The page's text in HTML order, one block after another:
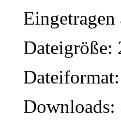
Dateigröße:
Downloads: